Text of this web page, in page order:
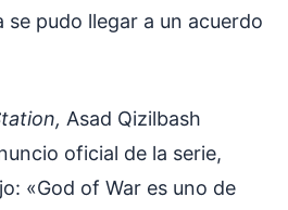
se pudo llegar a un acuerdo
Asad Qizilbash
oficial de la serie,
«God of War es uno de